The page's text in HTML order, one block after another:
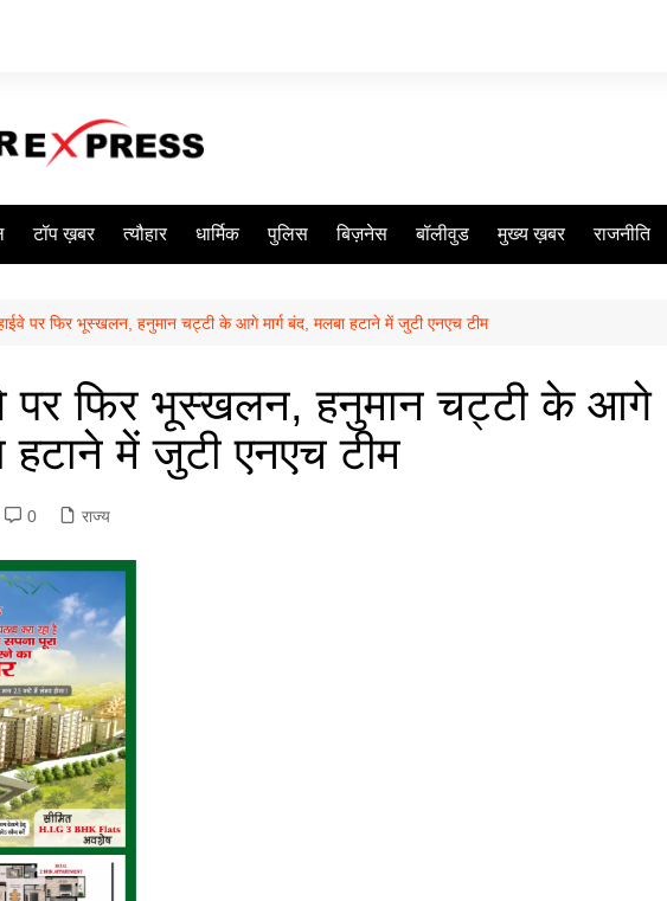
टॉप ख़बर त्यौहार धार्मिक पुलिस बिज़नेस बॉलीवुड मुख्य ख़बर राजनीति
पर फिर भूस्खलन, हनुमान चट्टी के आगे मार्ग बंद, मलबा हटाने में जुटी एनएच टीम
पर फिर भूस्खलन, हनुमान चट्टी के आगे
हटाने में जुटी एनएच टीम
0 राज्य